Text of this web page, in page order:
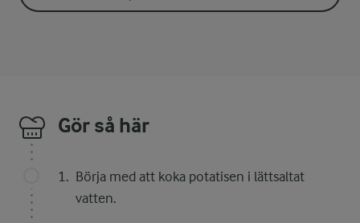
Gör så här
Börja med att koka potatisen i lättsaltat
vatten.